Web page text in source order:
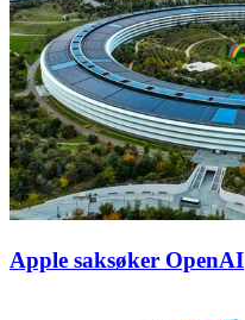
Apple saksøker OpenAI